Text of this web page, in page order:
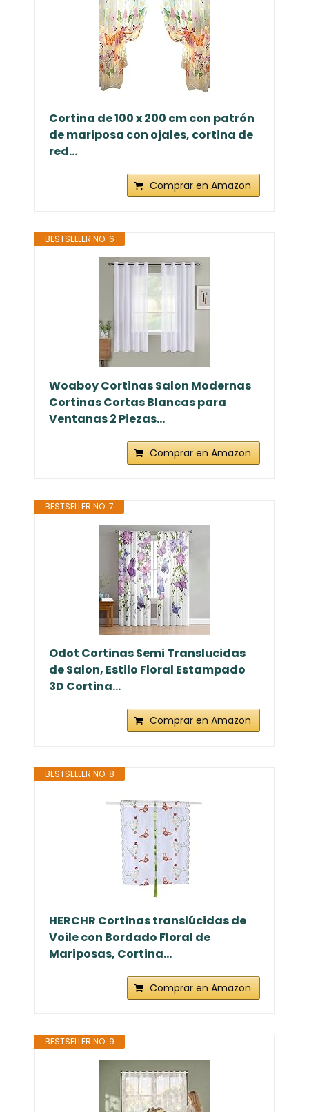
Cortina de 100 x 200 cm con patrón
de mariposa con ojales, cortina de
red...
Comprar en Amazon
BESTSELLER NO. 6
Woaboy Cortinas Salon Modernas
Cortinas Cortas Blancas para
Ventanas 2 Piezas...
Comprar en Amazon
BESTSELLER NO. 7
Odot Cortinas Semi Translucidas
de Salon, Estilo Floral Estampado
3D Cortina...
Comprar en Amazon
BESTSELLER NO. 8
HERCHR Cortinas translúcidas de
Voile con Bordado Floral de
Mariposas, Cortina...
Comprar en Amazon
BESTSELLER NO. 9